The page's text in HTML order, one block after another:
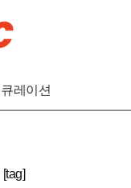
큐레이션
[tag]